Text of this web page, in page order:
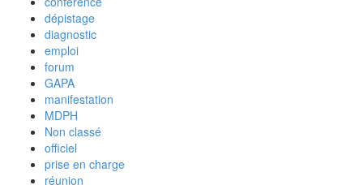
dépistage
diagnostic
emploi
forum
GAPA
manifestation
MDPH
Non classé
officiel
prise en charge
réunion